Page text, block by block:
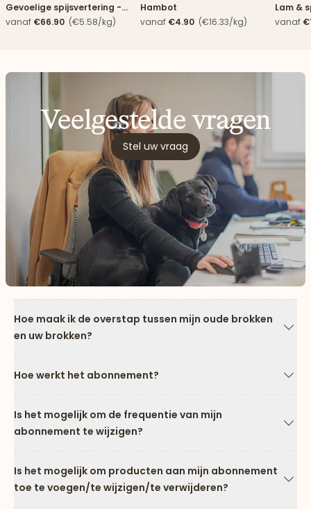
Gevoelige spijsvertering -
Eend
vanaf €66.90 (€5.58/kg)
Hambot
vanaf €4.90 (€16.33/kg)
Lam &
vanaf
Veelgestelde vragen
Stel uw vraag
Hoe maak ik de overstap tussen mijn oude brokken
en uw brokken?
Hoe werkt het abonnement?
Pijl
Is het mogelijk om de frequentie van mijn
abonnement te wijzigen?
Is het mogelijk om producten aan mijn abonnement
toe te voegen/te wijzigen/te verwijderen?